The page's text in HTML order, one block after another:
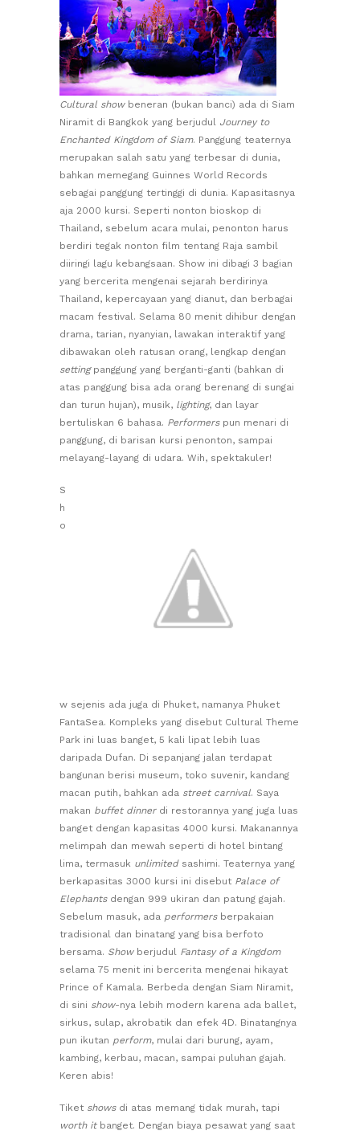
Cultural showbeneran (bukan banci) ada di Siam
Niramit di Bangkok yang berjudul Journey to
Enchanted Kingdom of Siam. Panggung teaternya
merupakan salah satu yang terbesar di dunia,
bahkan memegang Guinnes World Records
sebagai panggung tertinggi di dunia. Kapasitasnya
aja 2000 kursi. Seperti nonton bioskop di
Thailand, sebelum acara mulai, penonton harus
berdiri tegak nonton film tentang Raja sambil
diiringi lagu kebangsaan. Show ini dibagi 3 bagian
yang bercerita mengenai sejarah berdirinya
Thailand, kepercayaan yang dianut, dan berbagai
macam festival. Selama 80 menit dihibur dengan
drama, tarian, nyanyian, lawakan interaktif yang
dibawakan oleh ratusan orang, lengkap dengan
settingpanggung yang berganti-ganti (bahkan di
atas panggung bisa ada orang berenang di sungai
dan turun hujan), musik, lighting, dan layar
bertuliskan 6 bahasa. Performerspun menari di
panggung, di barisan kursi penonton, sampai
melayang-layang di udara. Wih, spektakuler!
S
h
o
w sejenis ada juga di Phuket, namanya Phuket
FantaSea. Kompleks yang disebut Cultural Theme
Park ini luas banget, 5 kali lipat lebih luas
daripada Dufan. Di sepanjang jalan terdapat
bangunan berisi museum, toko suvenir, kandang
macan putih, bahkan ada street carnival. Saya
makan buffet dinnerdi restorannya yang juga luas
banget dengan kapasitas 4000 kursi. Makanannya
melimpah dan mewah seperti di hotel bintang
lima, termasuk unlimitedsashimi. Teaternya yang
berkapasitas 3000 kursi ini disebut Palace of
Elephantsdengan 999 ukiran dan patung gajah.
Sebelum masuk, ada performersberpakaian
tradisional dan binatang yang bisa berfoto
bersama. Showberjudul Fantasy of a Kingdom
selama 75 menit ini bercerita mengenai hikayat
Prince of Kamala. Berbeda dengan Siam Niramit,
di sini show-nya lebih modern karena ada ballet,
sirkus, sulap, akrobatik dan efek 4D. Binatangnya
pun ikutan perform, mulai dari burung, ayam,
kambing, kerbau, macan, sampai puluhan gajah.
Keren abis!
Tiket showsdi atas memang tidak murah, tapi
worth itbanget. Dengan biaya pesawat yang saat